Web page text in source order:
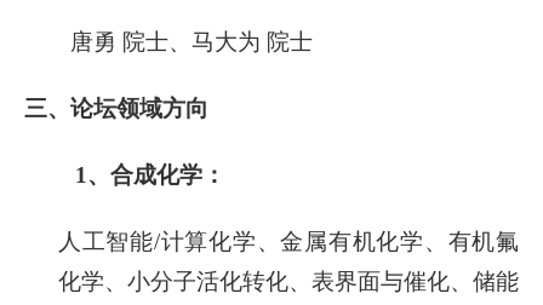
唐勇 院士、马大为 院士
三、论坛领域方向
1、合成化学：
人工智能/计算化学、金属有机化学、有机氟
化学、小分子活化转化、表界面与催化、储能